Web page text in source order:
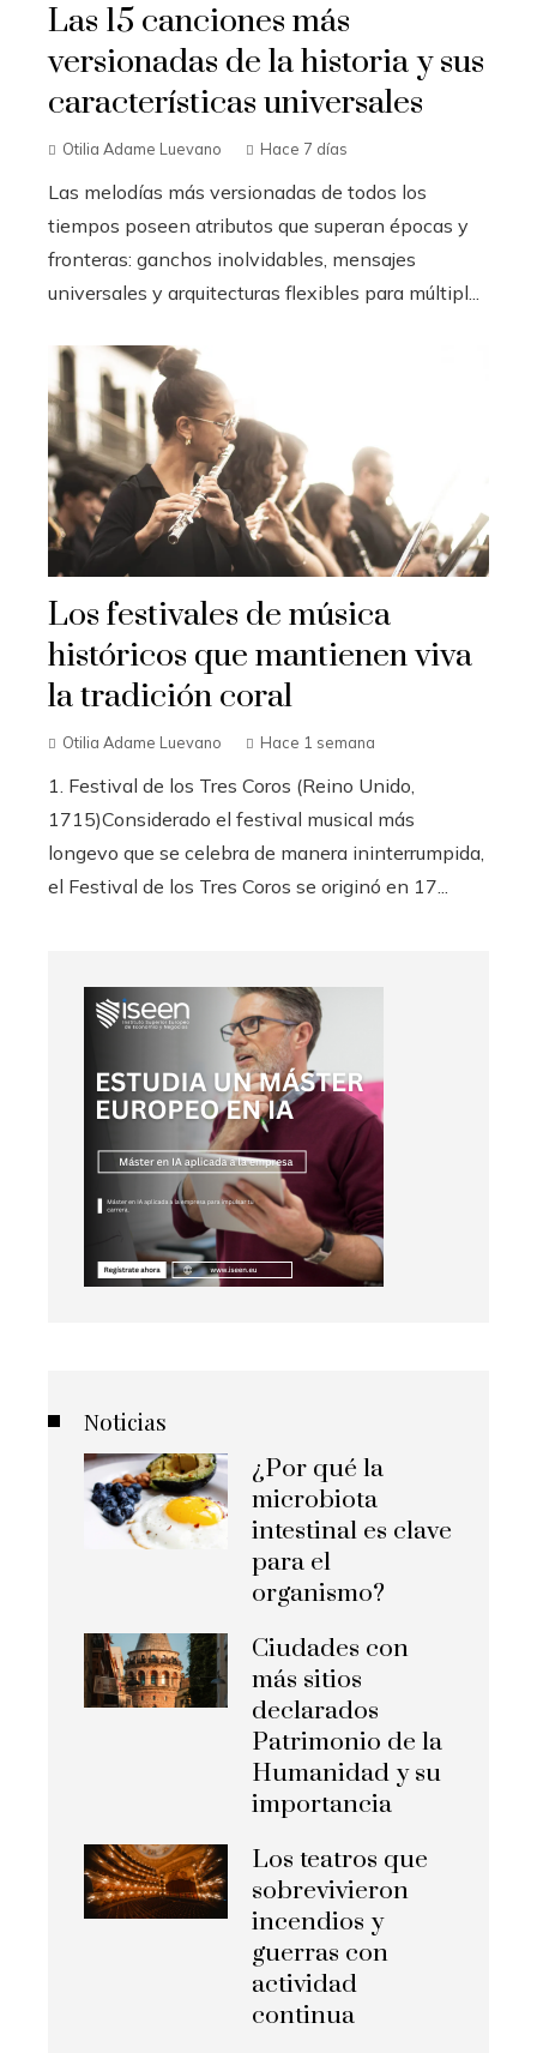
Las 15 canciones más
versionadas de la historia y sus
características universales
Otilia Adame Luevano Hace 7 días
Las melodías más versionadas de todos los
tiempos poseen atributos que superan épocas y
fronteras: ganchos inolvidables, mensajes
universales y arquitecturas flexibles para múltipl...
Los festivales de música
históricos que mantienen viva
la tradición coral
Otilia Adame Luevano Hace 1 semana
1. Festival de los Tres Coros (Reino Unido,
1715)Considerado el festival musical más
longevo que se celebra de manera ininterrumpida,
el Festival de los Tres Coros se originó en 17...
Noticias
¿Por qué la
microbiota
intestinal es clave
para el
organismo?
Ciudades con
más sitios
declarados
Patrimonio de la
Humanidad y su
importancia
Los teatros que
sobrevivieron
incendios y
guerras con
actividad
continua